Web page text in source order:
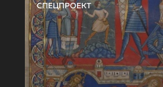
СПЕЦПРОЕКТ